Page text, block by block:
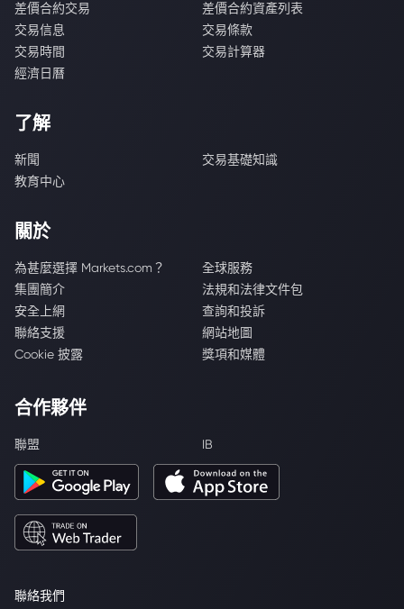
聯絡我們
差價合約交易
差價合約資產列表
交易信息
交易條款
交易時間
交易計算器
經濟日曆
了解
新聞
交易基礎知識
教育中心
關於
為甚麼選擇 Markets.com？
全球服務
集團簡介
法規和法律文件包
安全上網
查詢和投訴
聯絡支援
網站地圖
Cookie 披露
獎項和媒體
合作夥伴
聯盟 IB